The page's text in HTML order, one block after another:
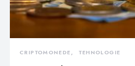
CRIPTOMONEDE TEHNOLOGIE